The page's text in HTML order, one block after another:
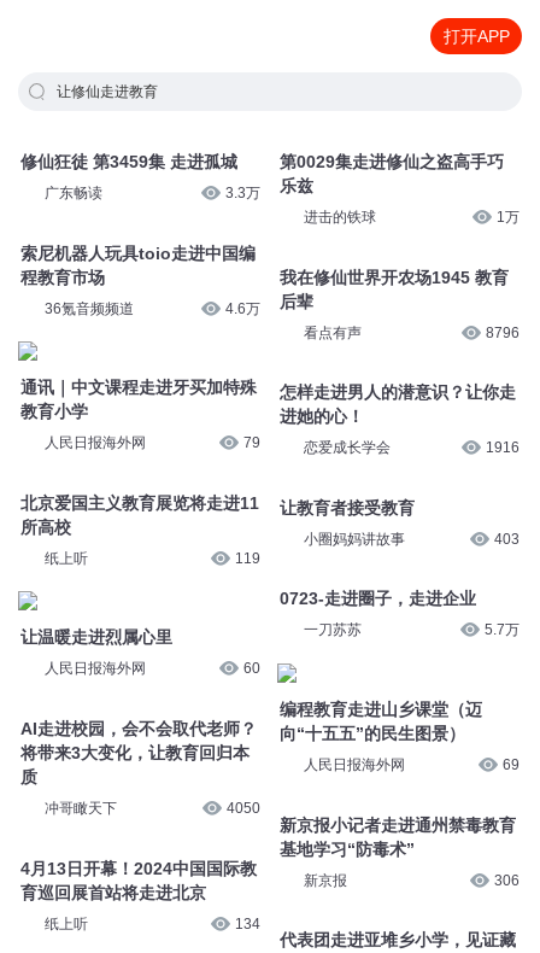
打开APP
让修仙走进教育
修仙狂徒 第3459集 走进孤城
广东畅读 3.3万
索尼机器人玩具toio走进中国编
程教育市场
36氪音频频道 4.6万
通讯｜中文课程走进牙买加特殊
教育小学
人民日报海外网 79
北京爱国主义教育展览将走进11
所高校
纸上听 119
让温暖走进烈属心里
人民日报海外网 60
AI走进校园，会不会取代老师？
将带来3大变化，让教育回归本
质
冲哥瞰天下 4050
4月13日开幕！2024中国国际教
育巡回展首站将走进北京
纸上听 134
第0029集走进修仙之盗高手巧
乐兹
进击的铁球 1万
我在修仙世界开农场1945 教育
后辈
看点有声 8796
怎样走进男人的潜意识？让你走
进她的心！
恋爱成长学会 1916
让教育者接受教育
小圈妈妈讲故事 403
0723-走进圈子，走进企业
一刀苏苏 5.7万
编程教育走进山乡课堂（迈
向“十五五”的民生图景）
人民日报海外网 69
新京报小记者走进通州禁毒教育
基地学习“防毒术”
新京报 306
代表团走进亚堆乡小学，见证藏